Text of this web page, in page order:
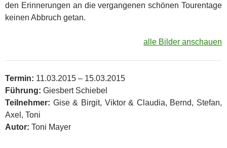
den Erinnerungen an die vergangenen schönen Tourentage
keinen Abbruch getan.
alle Bilder anschauen
Termin: 11.03.2015 – 15.03.2015
Führung: Giesbert Schiebel
Teilnehmer: Gise & Birgit, Viktor & Claudia, Bernd, Stefan,
Axel, Toni
Autor: Toni Mayer